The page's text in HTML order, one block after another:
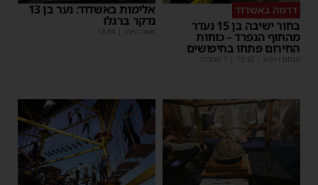
דרמה באשדוד
בחור ישיבה בן 15 נעדר
מהחוף הנפרד – כוחות
החירום פתחו בחיפושים
מנחם דויטש 18:32
אלימות באשדוד: נער בן 13
נדקר ברגלו
משה קאהן 18:04